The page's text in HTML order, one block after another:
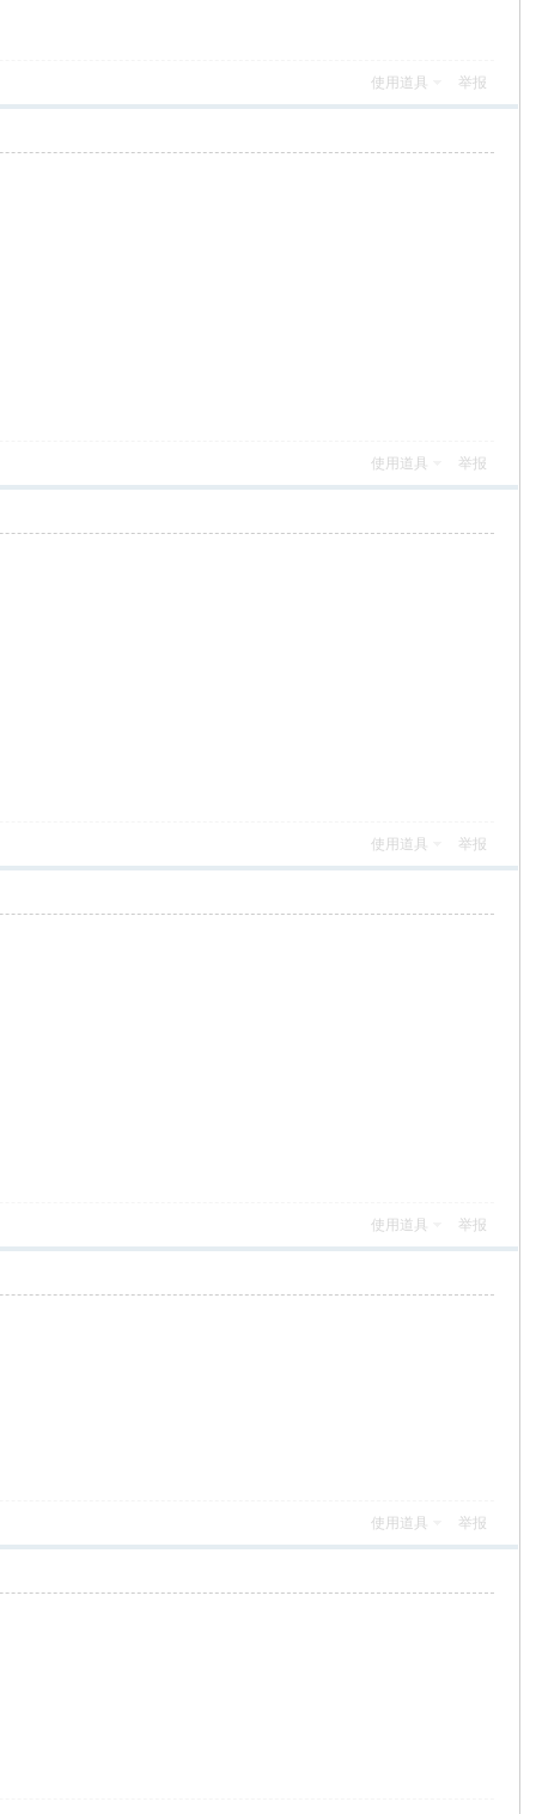
使用道具 举报
使用道具 举报
使用道具 举报
使用道具 举报
使用道具 举报